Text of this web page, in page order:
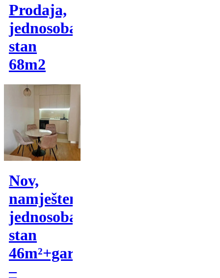
Prodaja,
jednosoban
stan
68m2
Nov,
namješten
jednosoban
stan
46m²+garaza
–